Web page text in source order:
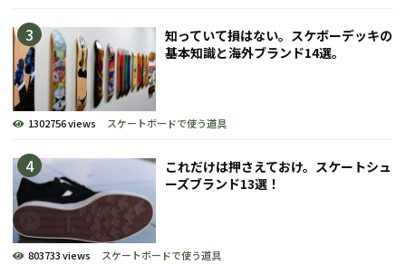
知っていて損はない。スケボーデッキの
基本知識と海外ブランド14選。
1302756 views スケートボードで使う道具
これだけは押さえておけ。スケートシュ
ーズブランド13選！
803733 views スケートボードで使う道具